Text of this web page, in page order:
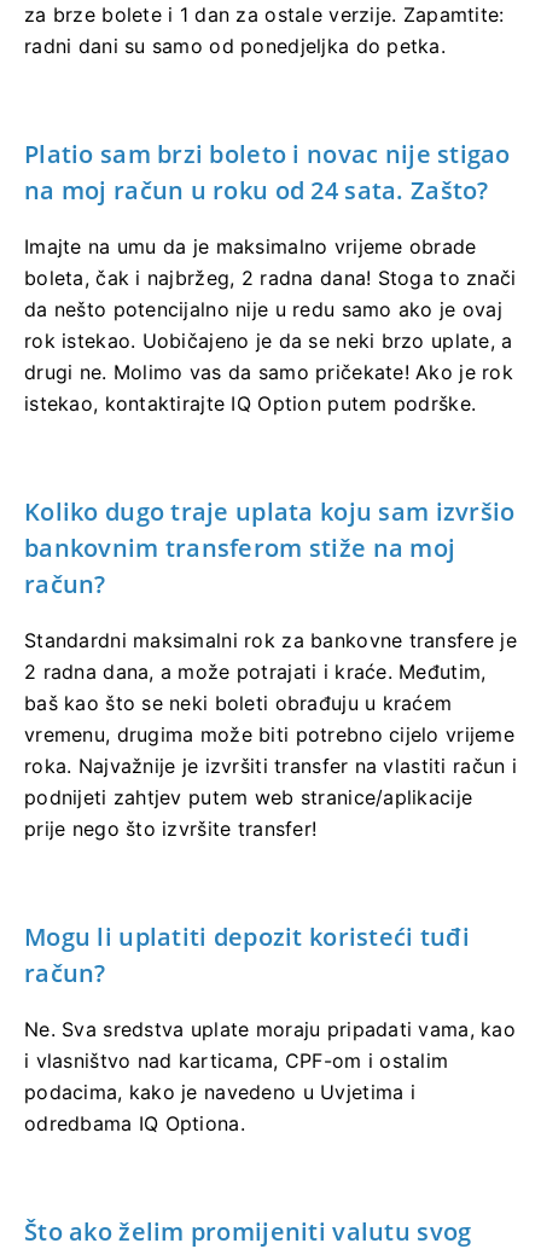
za brze bolete i 1 dan za ostale verzije. Zapamtite:
radni dani su samo od ponedjeljka do petka.
Platio sam brzi boleto i novac nije stigao
na moj račun u roku od 24 sata. Zašto?
Imajte na umu da je maksimalno vrijeme obrade
boleta, čak i najbržeg, 2 radna dana! Stoga to znači
da nešto potencijalno nije u redu samo ako je ovaj
rok istekao. Uobičajeno je da se neki brzo uplate, a
drugi ne. Molimo vas da samo pričekate! Ako je rok
istekao, kontaktirajte IQ Option putem podrške.
Koliko dugo traje uplata koju sam izvršio
bankovnim transferom stiže na moj
račun?
Standardni maksimalni rok za bankovne transfere je
2 radna dana, a može potrajati i kraće. Međutim,
baš kao što se neki boleti obrađuju u kraćem
vremenu, drugima može biti potrebno cijelo vrijeme
roka. Najvažnije je izvršiti transfer na vlastiti račun i
podnijeti zahtjev putem web stranice/aplikacije
prije nego što izvršite transfer!
Mogu li uplatiti depozit koristeći tuđi
račun?
Ne. Sva sredstva uplate moraju pripadati vama, kao
i vlasništvo nad karticama, CPF-om i ostalim
podacima, kako je navedeno u Uvjetima i
odredbama IQ Optiona.
Što ako želim promijeniti valutu svog